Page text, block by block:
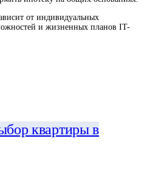
от индивидуальных
и жизненных планов IT-
квартиры в